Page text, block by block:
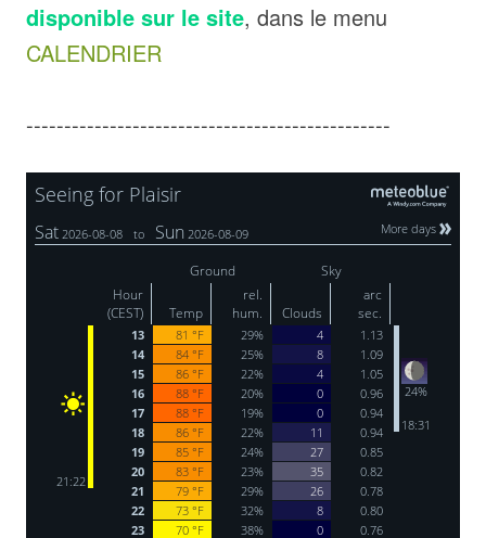
disponible sur le site, dans le menu
CALENDRIER
------------------------------------------------